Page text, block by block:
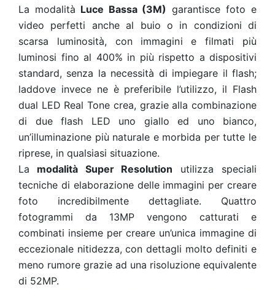
La modalità Luce Bassa (3M) garantisce foto e
video perfetti anche al buio o in condizioni di
scarsa luminosità, con immagini e filmati più
luminosi fino al 400% in più rispetto a dispositivi
standard, senza la necessità di impiegare il flash;
laddove invece ne è preferibile l’utilizzo, il Flash
dual LED Real Tone crea, grazie alla combinazione
di due flash LED uno giallo ed uno bianco,
un’illuminazione più naturale e morbida per tutte le
riprese, in qualsiasi situazione.
La modalità Super Resolution utilizza speciali
tecniche di elaborazione delle immagini per creare
foto incredibilmente dettagliate. Quattro
fotogrammi da 13MP vengono catturati e
combinati insieme per creare un’unica immagine di
eccezionale nitidezza, con dettagli molto definiti e
meno rumore grazie ad una risoluzione equivalente
di 52MP.